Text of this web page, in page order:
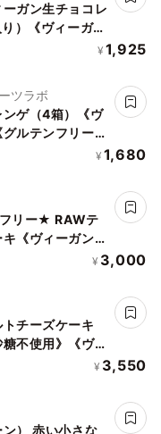
ガン生チョコレ
）《ヴィーガン
¥ 1,925
ツラボ
ゲ（4箱）《ヴ
ルテンフリー》
¥ 1,680
リー★ RAWテ
《ヴィーガンス
¥ 3,000
チーズケーキ
糖不使用》《ヴィ
ガンケーキ》¥ 3,550
） 赤い小さな